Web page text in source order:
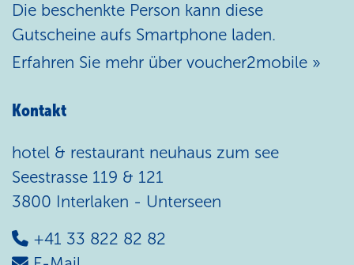
Die beschenkte Person kann diese
Gutscheine aufs Smartphone laden.
Erfahren Sie mehr über voucher2mobile »
Kontakt
hotel & restaurant neuhaus zum see
Seestrasse 119 & 121
3800 Interlaken - Unterseen
+41 33 822 82 82